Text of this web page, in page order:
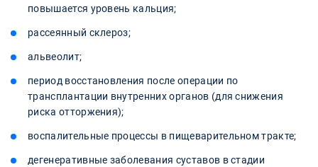
повышается уровень кальция;
рассеянный склероз;
альвеолит;
период восстановления после операции по
трансплантации внутренних органов (для снижения
риска отторжения);
воспалительные процессы в пищеварительном тракте;
дегенеративные заболевания суставов в стадии